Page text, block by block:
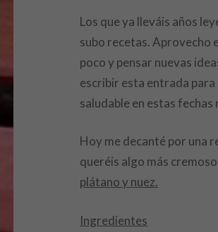
Los que ya lleváis años
subo recetas. Aprovecho
poco y pensar nuevas
escribir esta entrada
saludable en estas fechas
Hoy me decanté por una
queréis algo más
plátano y nuez.
Ingredientes